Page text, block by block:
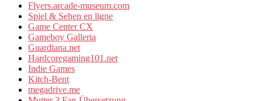
Flyers.arcade-museum.com
Spiel & Sehen en ligne
Game Center CX
Gameboy Galleria
Guardiana.net
Hardcoregaming101.net
Indie Games
Kitch-Bent
megadrive.me